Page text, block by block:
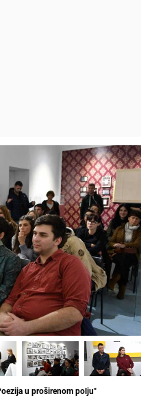
u proširenom polju"